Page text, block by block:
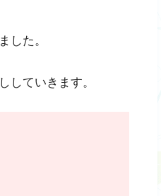
した。
していきます。